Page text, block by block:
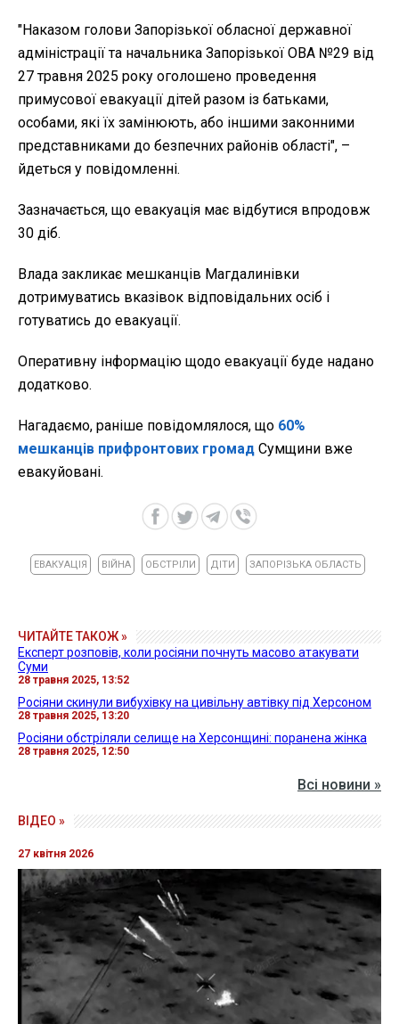
"Наказом голови Запорізької обласної державної
адміністрації та начальника Запорізької ОВА №29 від
27 травня 2025 року оголошено проведення
примусової евакуації дітей разом із батьками,
особами, які їх замінюють, або іншими законними
представниками до безпечних районів області", –
йдеться у повідомленні.
Зазначається, що евакуація має відбутися впродовж
30 діб.
Влада закликає мешканців Магдалинівки
дотримуватись вказівок відповідальних осіб і
готуватись до евакуації.
Оперативну інформацію щодо евакуації буде надано
додатково.
Нагадаємо, раніше повідомлялося, що 60%
мешканців прифронтових громад Сумщини вже
евакуйовані.
ЕВАКУАЦІЯ ВІЙНА ОБСТРІЛИ ДІТИ ЗАПОРІЗЬКА ОБЛАСТЬ
ЧИТАЙТЕ ТАКОЖ »
Експерт розповів, коли росіяни почнуть масово атакувати
Суми
28 травня 2025, 13:52
Росіяни скинули вибухівку на цивільну автівку під Херсоном
28 травня 2025, 13:20
Росіяни обстріляли селище на Херсонщині: поранена жінка
28 травня 2025, 12:50
Всі новини »
ВІДЕО »
27 квітня 2026